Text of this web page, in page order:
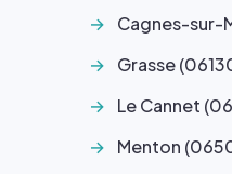
Cagnes-sur-
Grasse
Le Cannet
Menton